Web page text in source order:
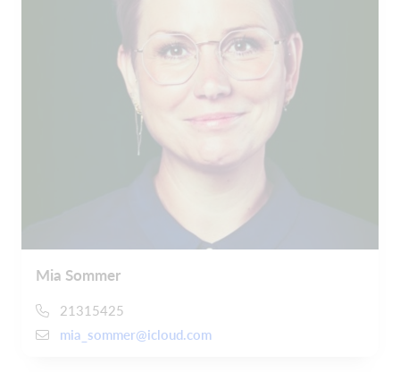
Mia Sommer
21315425
mia_sommer@icloud.com